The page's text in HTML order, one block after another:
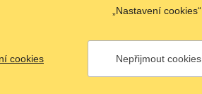
„Nastavení cookies“.
Nepřijmout cookies
cookies